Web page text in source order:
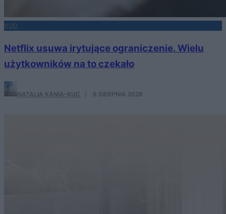
VOD
Netflix usuwa irytujące ograniczenie. Wielu
użytkowników na to czekało
NATALIA KANIA-KUC 6 SIERPNIA 2026